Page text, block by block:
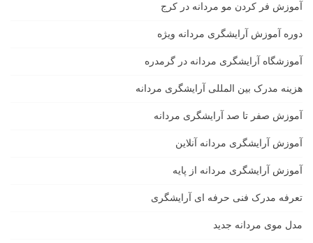
آموزش فر کردن مو مردانه در کرج
دوره آموزش آرایشگری مردانه ویژه
آموزشگاه آرایشگری مردانه در گرمدره
هزینه مدرک بین المللی آرایشگری مردانه
آموزش صفر تا صد آرایشگری مردانه
آموزش آرایشگری مردانه آنلاین
آموزش آرایشگری مردانه از پایه
تعرفه مدرک فنی حرفه ای آرایشگری
مدل موی مردانه جدید